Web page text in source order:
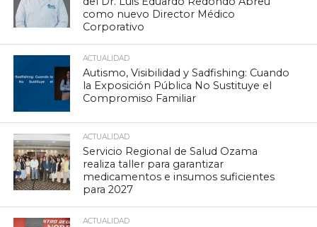
como nuevo Director Médico
Corporativo
ACTUALIDAD
Autismo, Visibilidad y Sadfishing: Cuando
la Exposición Pública No Sustituye el
Compromiso Familiar
ACTUALIDAD
Servicio Regional de Salud Ozama
realiza taller para garantizar
medicamentos e insumos suficientes
para 2027
ACTUALIDAD